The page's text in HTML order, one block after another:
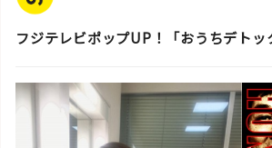
フジテレビポップUP！「おうちデトッ
スタッフ活動日誌